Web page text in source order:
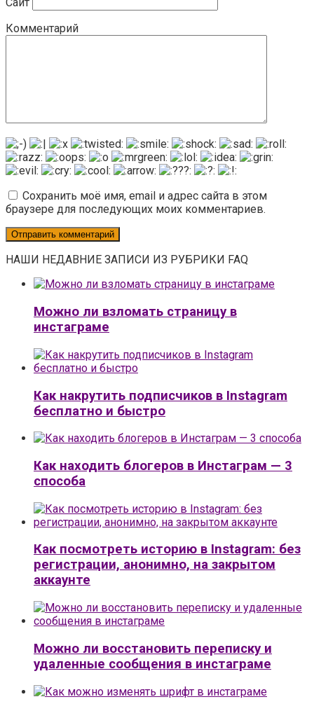
Сайт
Комментарий
Сохранить моё имя, email и адрес сайта в этом
браузере для последующих моих комментариев.
НАШИ НЕДАВНИЕ ЗАПИСИ ИЗ РУБРИКИ FAQ
Можно ли взломать страницу в
инстаграме
Как накрутить подписчиков в Instagram
бесплатно и быстро
Как находить блогеров в Инстаграм — 3
способа
Как посмотреть историю в Instagram: без
регистрации, анонимно, на закрытом
аккаунте
Можно ли восстановить переписку и
удаленные сообщения в инстаграме